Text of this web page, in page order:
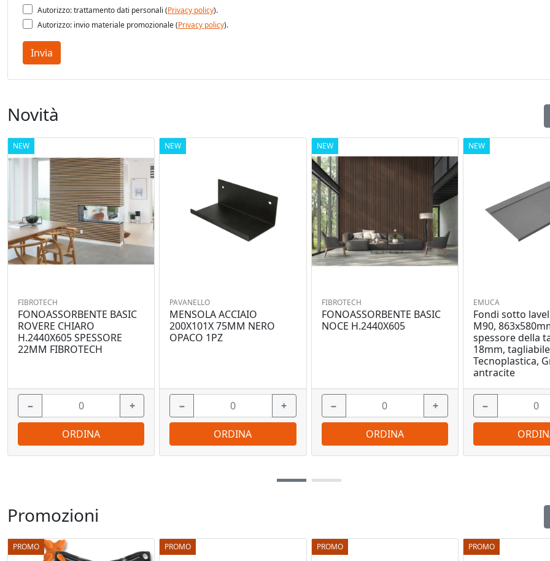
Autorizzo: trattamento dati personali (Privacy policy).
Autorizzo: invio materiale promozionale (Privacy policy).
Invia
Promozioni
PROMO PROMO PROMO PROMO
Novità
NEW
FIBROTECH
FONOASSORBENTE BASIC
ROVERE CHIARO
H.2440X605 SPESSORE
22MM FIBROTECH
− +
ORDINA
NEW
PAVANELLO
MENSOLA ACCIAIO
200X101X 75MM NERO
OPACO 1PZ
− +
ORDINA
NEW
FIBROTECH
FONOASSORBENTE BASIC
NOCE H.2440X605
− +
ORDINA
NEW
EMUCA
Fondi sotto
M90,
spessore della
18mm,
Tecnoplastica,
antracite
−